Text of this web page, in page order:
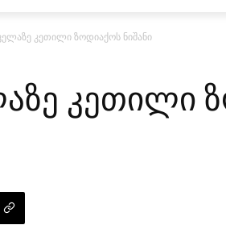
კეთილი ზოდიაქოს ნიშანი
კეთილი